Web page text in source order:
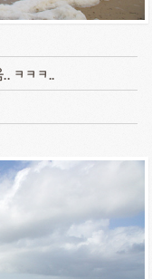
.. ㅋㅋㅋ..